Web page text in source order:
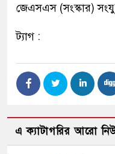
জেএসএস (সংস্কার)
ট্যাগ :
এ ক্যাটাগরির আরো